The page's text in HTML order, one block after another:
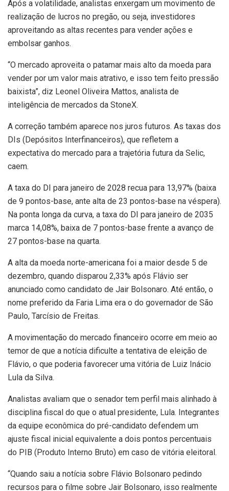
Após a volatilidade, analistas enxergam um movimento de
realização de lucros no pregão, ou seja, investidores
aproveitando as altas recentes para vender ações e
embolsar ganhos.
“O mercado aproveita o patamar mais alto da moeda para
vender por um valor mais atrativo, e isso tem feito pressão
baixista”, diz Leonel Oliveira Mattos, analista de
inteligência de mercados da StoneX.
A correção também aparece nos juros futuros. As taxas dos
DIs (Depósitos Interfinanceiros), que refletem a
expectativa do mercado para a trajetória futura da Selic,
caem.
A taxa do DI para janeiro de 2028 recua para 13,97% (baixa
de 9 pontos-base, ante alta de 23 pontos-base na véspera).
Na ponta longa da curva, a taxa do DI para janeiro de 2035
marca 14,08%, baixa de 7 pontos-base frente a avanço de
27 pontos-base na quarta.
A alta da moeda norte-americana foi a maior desde 5 de
dezembro, quando disparou 2,33% após Flávio ser
anunciado como candidato de Jair Bolsonaro. Até então, o
nome preferido da Faria Lima era o do governador de São
Paulo, Tarcísio de Freitas.
A movimentação do mercado financeiro ocorre em meio ao
temor de que a notícia dificulte a tentativa de eleição de
Flávio, o que poderia favorecer uma vitória de Luiz Inácio
Lula da Silva.
Analistas avaliam que o senador tem perfil mais alinhado à
disciplina fiscal do que o atual presidente, Lula. Integrantes
da equipe econômica do pré-candidato defendem um
ajuste fiscal inicial equivalente a dois pontos percentuais
do PIB (Produto Interno Bruto) em caso de vitória eleitoral.
“Quando saiu a notícia sobre Flávio Bolsonaro pedindo
recursos para o filme sobre Jair Bolsonaro, isso realmente